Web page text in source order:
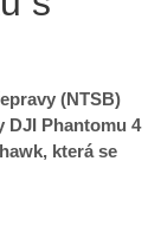
(NTSB)
DJI Phantomu 4
která se